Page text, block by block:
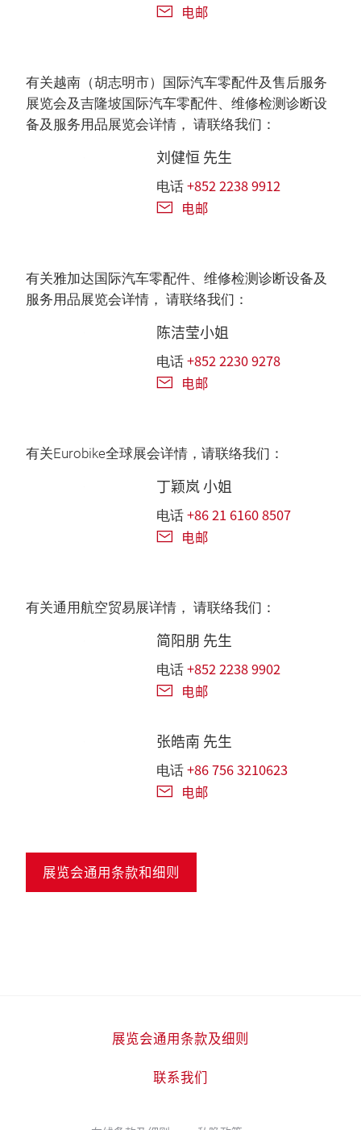
电邮
有关越南（胡志明市）国际汽车零配件及售后服务
展览会及吉隆坡国际汽车零配件、维修检测诊断设
备及服务用品展览会详情， 请联络我们：
刘健恒 先生
电话 +852 2238 9912
电邮
有关雅加达国际汽车零配件、维修检测诊断设备及
服务用品展览会详情， 请联络我们：
陈洁莹小姐
电话 +852 2230 9278
电邮
有关Eurobike全球展会详情，请联络我们：
丁颖岚 小姐
电话 +86 21 6160 8507
电邮
有关通用航空贸易展详情， 请联络我们：
简阳朋 先生
电话 +852 2238 9902
电邮
张皓南 先生
电话 +86 756 3210623
电邮
展览会通用条款和细则
展览会通用条款及细则
联系我们